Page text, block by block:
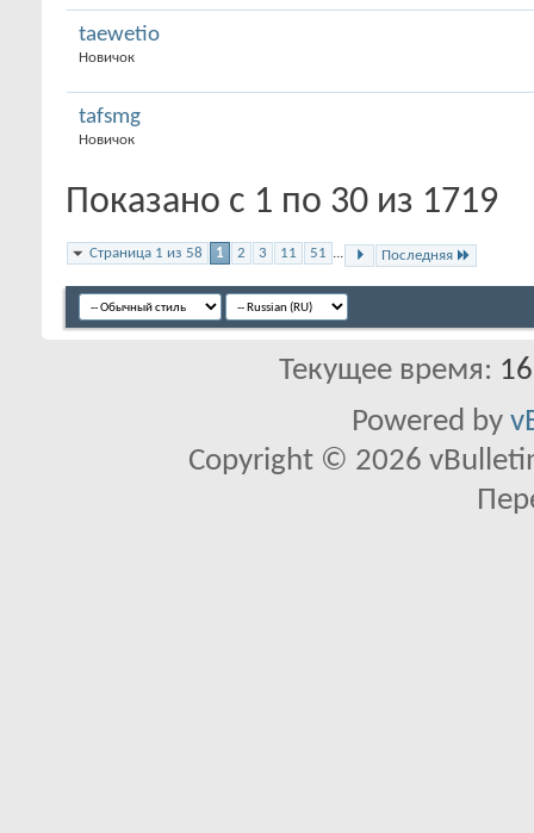
taewetio
Новичок
tafsmg
Новичок
Показано с 1 по 30 из 1719
Страница 1 из 58 1 2 3 11 51 ... Последняя
Текущее время:
Powered by
Copyright © 2026